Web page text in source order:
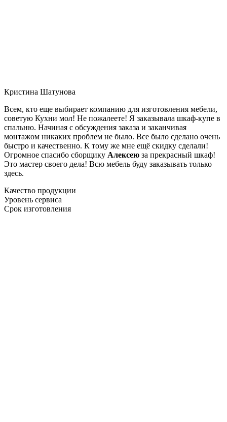
Кристина Шатунова
Всем, кто еще выбирает компанию для изготовления мебели,
советую Кухни мол! Не пожалеете! Я заказывала шкаф-купе в
спальню. Начиная с обсуждения заказа и заканчивая
монтажом никаких проблем не было. Все было сделано очень
быстро и качественно. К тому же мне ещё скидку сделали!
Огромное спасибо сборщику Алексею за прекрасный шкаф!
Это мастер своего дела! Всю мебель буду заказывать только
здесь.
Качество продукции
Уровень сервиса
Срок изготовления